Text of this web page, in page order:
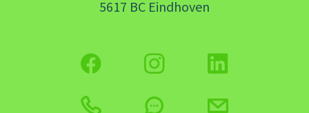
5617 BC Eindhoven